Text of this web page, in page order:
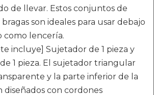
de llevar. Estos conjuntos de
son ideales para usar debajo
como lencería.
incluye] Sujetador de 1 pieza y
1 pieza. El sujetador triangular
y la parte inferior de la
diseñados con cordones